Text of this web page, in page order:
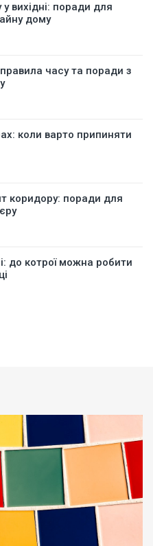
у вихідні: поради для
дому
часу та поради з
коли варто припиняти
коридору: поради для
до котрої можна робити